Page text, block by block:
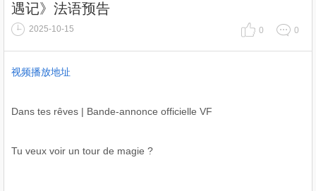
遇记》法语预告
2025-10-15 0 0
视频播放地址
Dans tes rêves | Bande-annonce officielle VF
Tu veux voir un tour de magie ?